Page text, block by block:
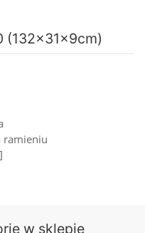
(132x31x9cm)
ramieniu
w sklepie